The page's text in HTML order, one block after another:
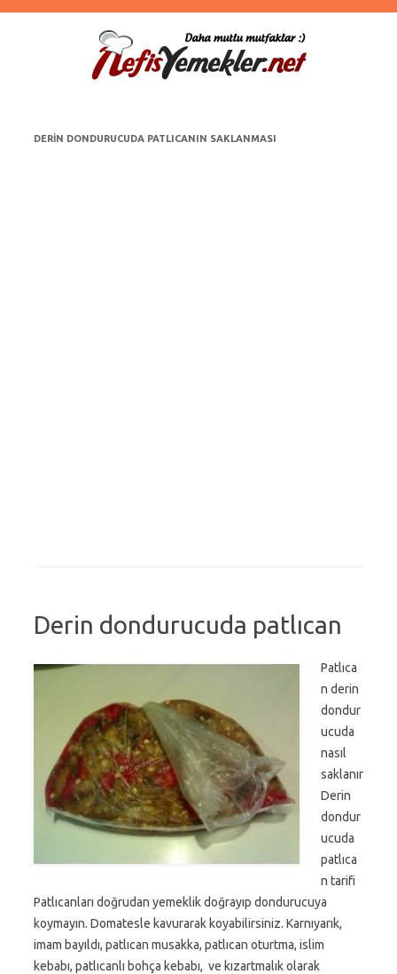
DERIN DONDURUCUDA PATLICANIN SAKLANMASI
Derin dondurucuda patlıcan
Patlıca
n derin
dondur
ucuda
nasıl
saklanır
Derin
dondur
ucuda
patlıca
n tarifi
Patlıcanları doğrudan yemeklik doğrayıp dondurucuya
koymayın. Domatesle kavurarak koyabilirsiniz. Karnıyarık,
imam bayıldı, patlıcan musakka, patlıcan oturtma, islim
kebabı, patlıcanlı bohça kebabı, ve kızartmalık olarak